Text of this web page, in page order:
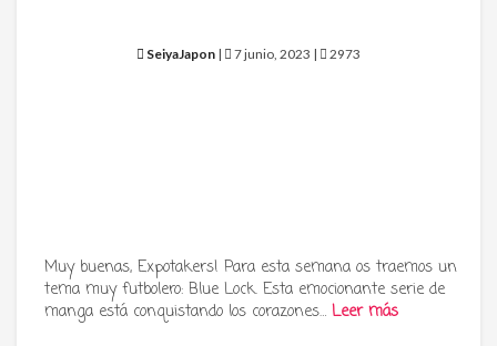
SeiyaJapon | 7 junio, 2023 | 2973
Muy buenas, Expotakers! Para esta semana os traemos un
tema muy futbolero: Blue Lock. Esta emocionante serie de
manga está conquistando los corazones… Leer más